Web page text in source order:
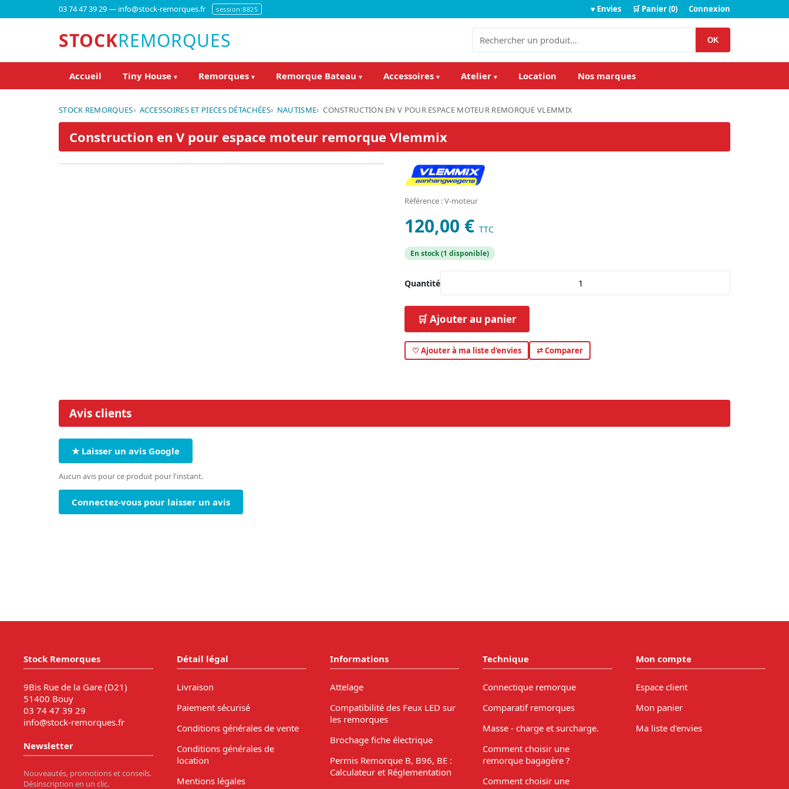
03 74 47 39 29 — info@stock-remorques.fr session:8825 ♥ Envies 🛒 Panier (0) Connexion
STOCKREMORQUES OK
Accueil Tiny House ▾ Remorques ▾ Remorque Bateau ▾ Accessoires ▾ Atelier ▾ Location Nos marques
STOCK REMORQUES ACCESSOIRES ET PIECES DÉTACHÉES NAUTISME CONSTRUCTION EN V POUR ESPACE MOTEUR REMORQUE VLEMMIX
Construction en V pour espace moteur remorque Vlemmix
Référence : V-moteur
120,00 € TTC
En stock (1 disponible)
Quantité
🛒 Ajouter au panier
♡ Ajouter à ma liste d'envies ⇄ Comparer
Avis clients
★ Laisser un avis Google
Aucun avis pour ce produit pour l'instant.
Connectez-vous pour laisser un avis
Stock Remorques
9Bis Rue de la Gare (D21)
51400 Bouy
03 74 47 39 29
info@stock-remorques.fr
Newsletter
Nouveautés, promotions et conseils.
Désinscription en un clic.
Détail légal
Livraison
Paiement sécurisé
Conditions générales de vente
Conditions générales de
location
Mentions légales
Informations
Attelage
Compatibilité des Feux LED sur
les remorques
Brochage fiche électrique
Permis Remorque B, B96, BE :
Calculateur et Réglementation
Technique
Connectique remorque
Comparatif remorques
Masse - charge et surcharge.
Comment choisir une
remorque bagagère ?
Comment choisir une
Mon compte
Espace client
Mon panier
Ma liste d'envies